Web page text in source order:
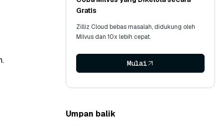
Gratis
Zilliz Cloud bebas masalah, didukung oleh
Milvus dan 10x lebih cepat.
Mulai
Umpan balik